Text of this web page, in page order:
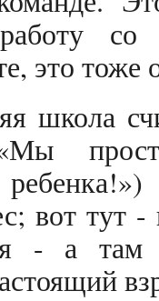
это тоже
школа
вот тут
- а там